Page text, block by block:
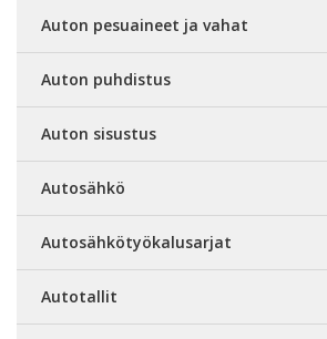
Auton pesuaineet ja vahat
Auton puhdistus
Auton sisustus
Autosähkö
Autosähkötyökalusarjat
Autotallit